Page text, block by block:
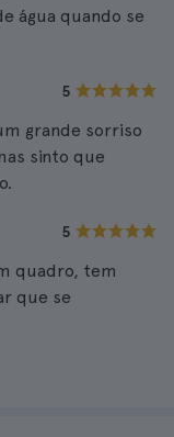
água quando se
5
grande sorriso
sinto que
5
quadro, tem
que se